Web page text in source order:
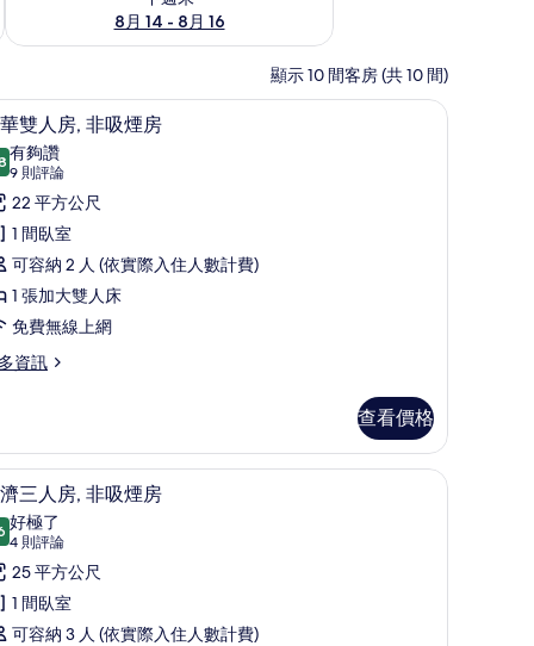
8月 14 - 8月 16
顯示 10 間客房 (共 10 間)
桌、筆電工作空間、隔音 豪華雙人房, 非吸煙房 | 客房內保險箱、書桌
15雙人房, 非吸煙房
分，滿分 10 分
有夠讚
9 則評論
(9
則
評
論)
22 平方公尺
1 間臥室
可容納 2 人 (依實際入住人數計費)
1 張加大雙人床
免費無線上網
資訊
查看價格
桌、筆電工作空間、隔音 經濟三人房, 非吸煙房 | 客房內保險箱、書桌
8 三人房, 非吸煙房
分，滿分 10 分
好極了
4 則評論
(4
則
評
論)
25 平方公尺
1 間臥室
可容納 3 人 (依實際入住人數計費)